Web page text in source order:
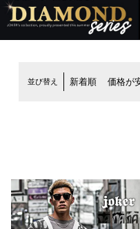
並び替え 新着順 価格が